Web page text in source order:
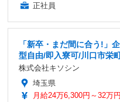
正社員
「新卒・まだ間に合う!」
型自由/即入寮可/川口市栄
株式会社キソシン
埼玉県
月給24万6,300円～32万円